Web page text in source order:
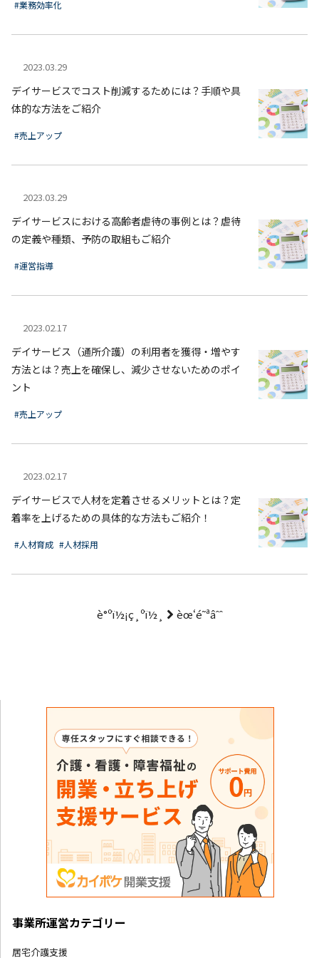
#業務効率化
2023.03.29
デイサービスでコスト削減するためには？手順や具
体的な方法をご紹介
#売上アップ
2023.03.29
デイサービスにおける高齢者虐待の事例とは？虐待
の定義や種類、予防の取組もご紹介
#運営指導
2023.02.17
デイサービス（通所介護）の利用者を獲得・増やす
方法とは？売上を確保し、減少させないためのポイ
ント
#売上アップ
2023.02.17
デイサービスで人材を定着させるメリットとは？定
着率を上げるための具体的な方法もご紹介！
#人材育成 #人材採用
事業所運営カテゴリー
居宅介護支援